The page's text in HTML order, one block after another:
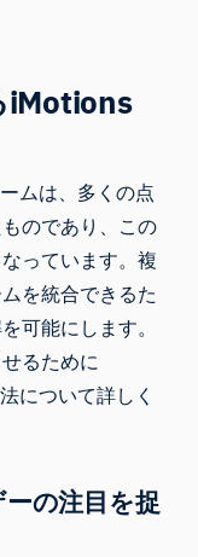
iMotions
ムは、多くの点
のであり、この
っています。複
を統合できるた
可能にします。
るために
について詳しく
の注目を捉